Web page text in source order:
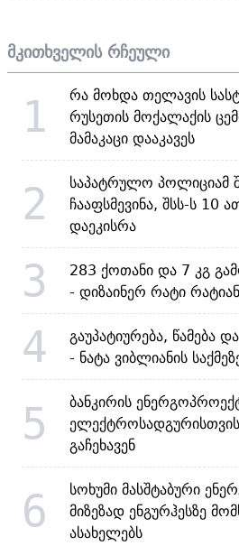
მკითხველის რჩეული
1
რა მოხდა თელავის
რუსეთის მოქალაქის
მამაკაცი დააკავეს
2
საპატრულო პოლიციამ
ჩააფსმევინა, შსს-ს 10
დაეკისრა
3
283 ქოთანი და 7 კგ
- დიზაინერ რატი
4
გაუპატიურება, წამება
- ნატა ვიბლიანის
5
ბანკირის
გაჩეხავენ
6
სოხუმი მასშტაბური
მიზეზად ენგურჰესზე
ასახელებს